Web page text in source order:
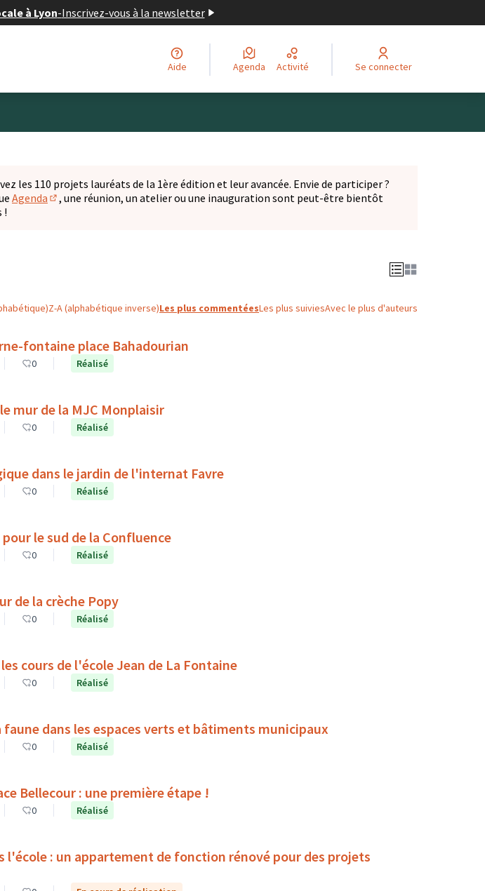
à Lyon-Inscrivez-vous à la newsletter
Aide Agenda Activité Se connecter
les 110 projets lauréats de la 1ère édition et leur avancée. Envie de participer ?
Agenda
(S'ouvre dans un nouvel onglet)
, une réunion, un atelier ou une inauguration sont peut-être bientôt
!
Z-A (alphabétique inverse)Les plus commentéesLes plus suiviesAvec le plus d'auteurs
fontaine place Bahadourian
0 Réalisé
mur de la MJC Monplaisir
0 Réalisé
dans le jardin de l'internat Favre
0 Réalisé
le sud de la Confluence
0 Réalisé
de la crèche Popy
0 Réalisé
cours de l'école Jean de La Fontaine
0 Réalisé
faune dans les espaces verts et bâtiments municipaux
0 Réalisé
Bellecour : une première étape !
0 Réalisé
l'école : un appartement de fonction rénové pour des projets